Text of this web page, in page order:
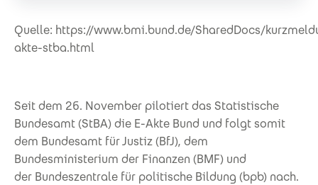
Quelle: https://www.bmi.bund.de/SharedDocs/
akte-stba.html
Seit dem 26. November pilotiert das Statistische
Bundesamt (StBA) die E-Akte Bund und folgt somit
dem Bundesamt für Justiz (BfJ), dem
Bundesministerium der Finanzen (BMF) und
der Bundeszentrale für politische Bildung (bpb) nach.